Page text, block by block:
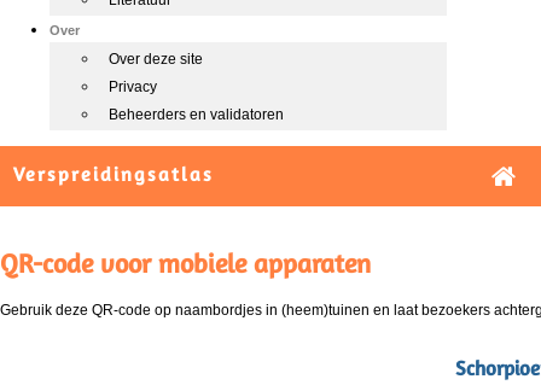
Over
Over deze site
Privacy
Beheerders en validatoren
Verspreidingsatlas
QR-code voor mobiele apparaten
Gebruik deze QR-code op naambordjes in (heem)tuinen en laat bezoekers